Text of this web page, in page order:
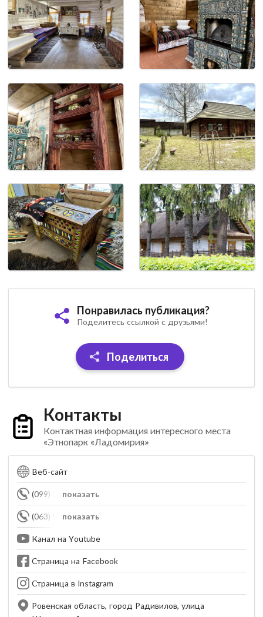
Понравилась публикация?
Поделитесь ссылкой с друзьями!
Поделиться
Контакты
Контактная информация интересного места
«Этнопарк «Ладомирия»
Веб-сайт
показать
(099) 364-65-14
показать
(063) 950-98-19
Канал на Youtube
Страница на Facebook
Страница в Instagram
Ровенская область, город Радивилов, улица